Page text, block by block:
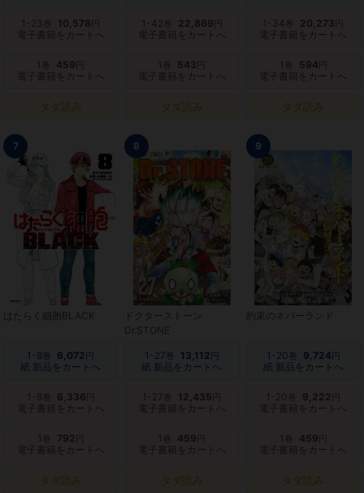
1-23 巻 10,578
電子書籍をカートへ
1 巻 459
電子書籍をカートへ
タダ読み
1-42 巻 22,869
電子書籍をカートへ
1 巻 543
電子書籍をカートへ
タダ読み
1-34 巻 20,273
電子書籍をカートへ
1 巻 594
電子書籍をカートへ
タダ読み
7
はたらく細胞BLACK
1-8巻 6,072 円
紙 新品をカートへ
1-8 巻 6,336
電子書籍をカートへ
1 巻 792
電子書籍をカートへ
タダ読み
8
ドクターストーン
Dr.STONE
1-27巻 13,112 円
紙 新品をカートへ
1-27 巻 12,435
電子書籍をカートへ
1 巻 459
電子書籍をカートへ
タダ読み
9
約束のネバーランド
1-20巻 9,724 円
紙 新品をカートへ
1-20 巻 9,222
電子書籍をカートへ
1 巻 459
電子書籍をカートへ
タダ読み